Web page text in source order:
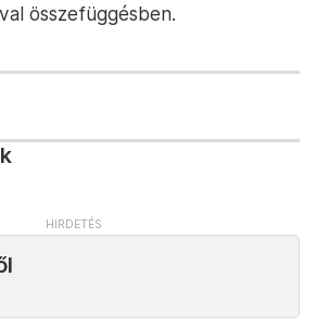
összefüggésben.